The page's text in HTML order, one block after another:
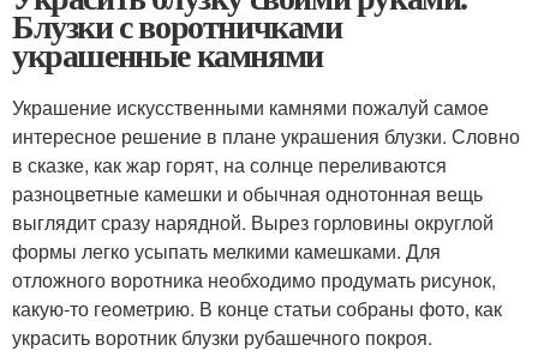
Блузки с воротничками
украшенные камнями
Украшение искусственными камнями пожалуй самое
интересное решение в плане украшения блузки. Словно
в сказке, как жар горят, на солнце переливаются
разноцветные камешки и обычная однотонная вещь
выглядит сразу нарядной. Вырез горловины округлой
формы легко усыпать мелкими камешками. Для
отложного воротника необходимо продумать рисунок,
какую-то геометрию. В конце статьи собраны фото, как
украсить воротник блузки рубашечного покроя.